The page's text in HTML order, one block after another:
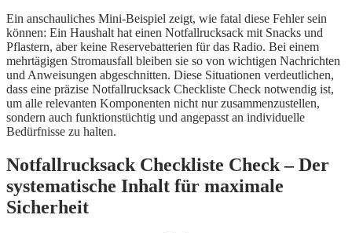
Ein anschauliches Mini-Beispiel zeigt, wie fatal diese Fehler sein
können: Ein Haushalt hat einen Notfallrucksack mit Snacks und
Pflastern, aber keine Reservebatterien für das Radio. Bei einem
mehrtägigen Stromausfall bleiben sie so von wichtigen Nachrichten
und Anweisungen abgeschnitten. Diese Situationen verdeutlichen,
dass eine präzise Notfallrucksack Checkliste Check notwendig ist,
um alle relevanten Komponenten nicht nur zusammenzustellen,
sondern auch funktionstüchtig und angepasst an individuelle
Bedürfnisse zu halten.
Notfallrucksack Checkliste Check – Der
systematische Inhalt für maximale
Sicherheit